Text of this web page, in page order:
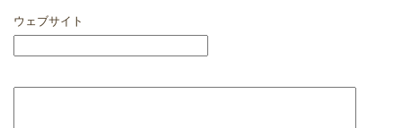
ウェブサイト